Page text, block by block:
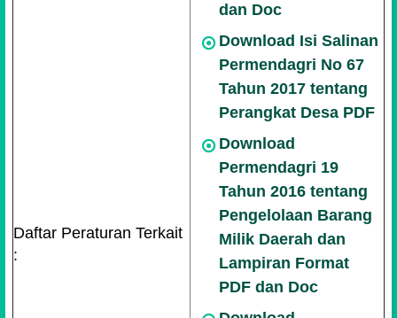
Daftar Peraturan Terkait
:
dan Doc
Download Isi Salinan
Permendagri No 67
Tahun 2017 tentang
Perangkat Desa PDF
Download
Permendagri 19
Tahun 2016 tentang
Pengelolaan Barang
Milik Daerah dan
Lampiran Format
PDF dan Doc